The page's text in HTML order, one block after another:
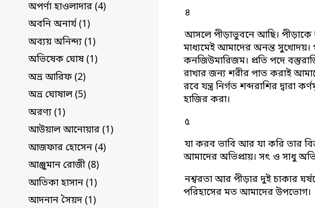
অপর্ণা হাওলাদার (4)
অবনি অনার্য (1)
অব্যয় অনিন্দ্য (1)
অভিষেক ঘোষ (1)
অভ্র আরিফ (2)
অভ্র ঘোষাল (5)
অরণ্য (1)
আউয়াল আনোয়ার (1)
আজফার হোসেন (4)
আঞ্জুমান রোজী (8)
আতিকা হাসান (1)
আদনান সৈয়দ (1)
৪
আসলে পীড়াভুবনে আছি। পীড়াকে
মাধ্যমেই আমাদের অনন্ত সুখোদয়।
কনজিউমারিজম। প্রতি পদে
রাখার জন্য শরীর পাত করাই
রবে যন্ত্র নির্গত শব্দরাশির
হাজির করা।
৫
যা করব ভাবি আর যা করি তার
আমাদের অভিপ্রায়। সৎ ও সাধু
নশ্বরতা আর পীড়ার দুই চাকার
পরিহাসের মত আমাদের উপভোগ।